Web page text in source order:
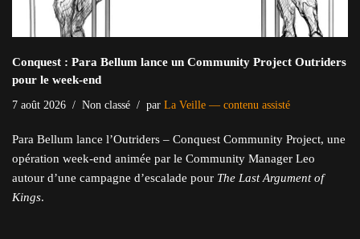
Conquest : Para Bellum lance un Community Project Outriders
pour le week-end
7 août 2026 Non classé par La Veille — contenu assisté
Para Bellum lance l’Outriders – Conquest Community Project, une
opération week-end animée par le Community Manager Leo
autour d’une campagne d’escalade pour The Last Argument of
Kings.